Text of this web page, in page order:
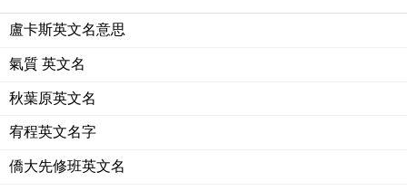
盧卡斯英文名意思
氣質 英文名
秋葉原英文名
宥程英文名字
僑大先修班英文名